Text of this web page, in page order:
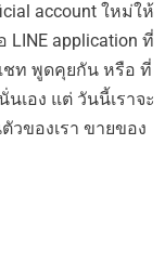
account ใหม่ให้
LINE application ที่
ชท พูดคุยกัน หรือ ที่
เอง แต่ วันนี้เราจะ
วของเรา ขายของ